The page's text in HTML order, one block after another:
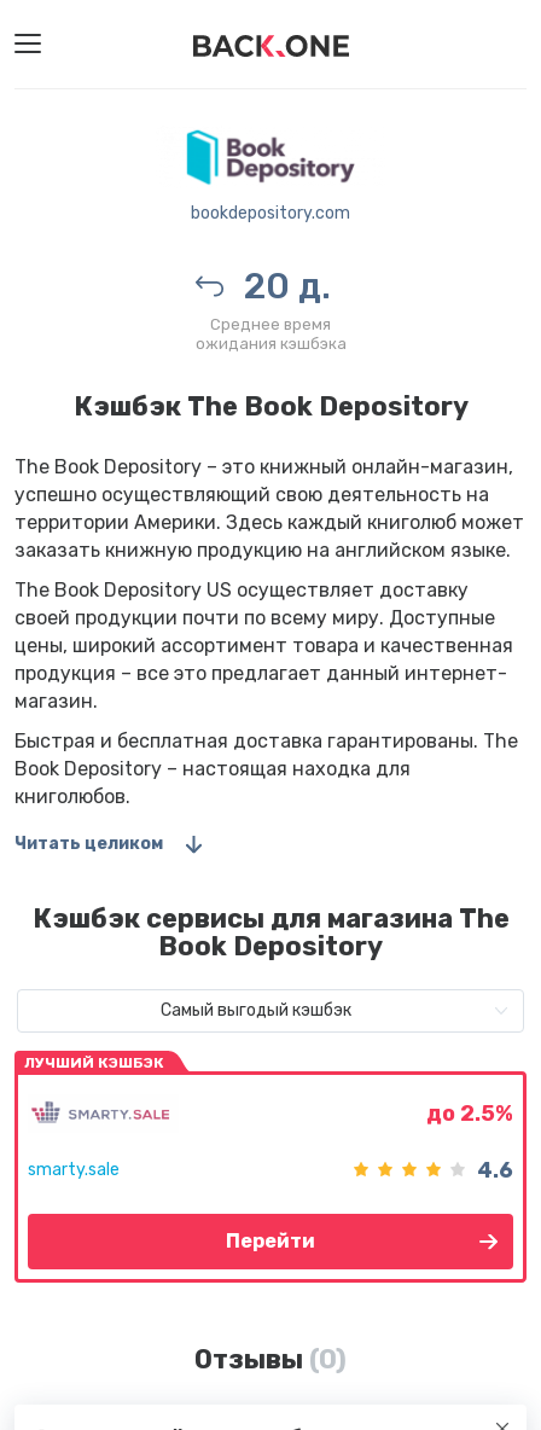
bookdepository.com
20 д.
Среднее время
ожидания кэшбэка
Кэшбэк The Book Depository
The Book Depository – это книжный онлайн-магазин,
успешно осуществляющий свою деятельность на
территории Америки. Здесь каждый книголюб может
заказать книжную продукцию на английском языке.
The Book Depository US осуществляет доставку
своей продукции почти по всему миру. Доступные
цены, широкий ассортимент товара и качественная
продукция – все это предлагает данный интернет-
магазин.
Быстрая и бесплатная доставка гарантированы. The
Book Depository – настоящая находка для
книголюбов.
Читать целиком
Кэшбэк сервисы для магазина The
Book Depository
Самый выгодый кэшбэк
ЛУЧШИЙ КЭШБЭК
smarty.sale
до 2.5%
4.6
Перейти
Отзывы (0)